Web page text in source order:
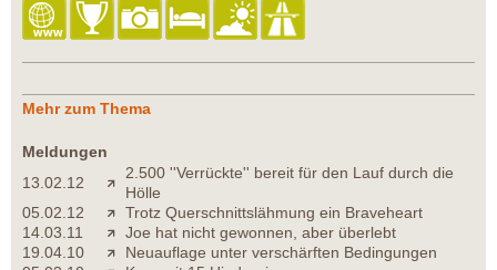
Mehr zum Thema
Meldungen
13.02.12
2.500 ''Verrückte'' bereit für den Lauf durch die
Hölle
05.02.12
Trotz Querschnittslähmung ein Braveheart
14.03.11
Joe hat nicht gewonnen, aber überlebt
19.04.10
Neuauflage unter verschärften Bedingungen